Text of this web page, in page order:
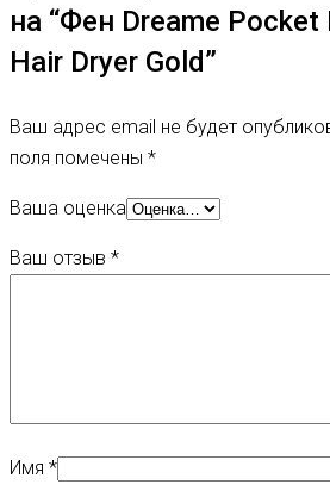
на “Фен Dreame Pocket
Hair Dryer Gold”
Ваш адрес email не будет
поля помечены *
Ваша оценка
Ваш отзыв *
Имя *